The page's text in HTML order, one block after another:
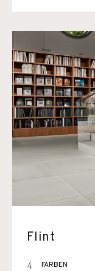
Flint
4 FARBEN